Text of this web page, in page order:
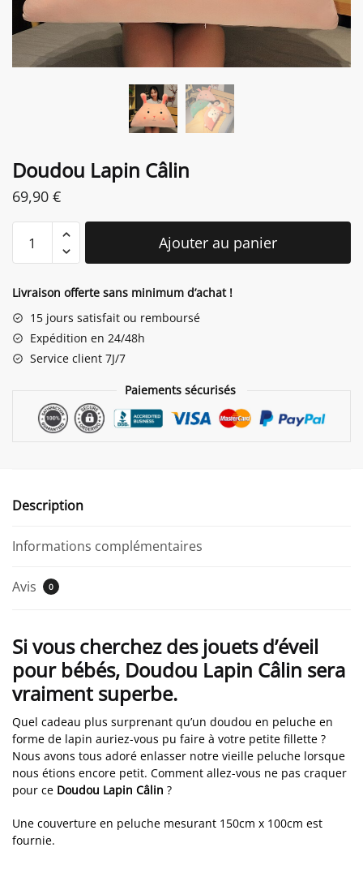
Doudou Lapin Câlin
69,90 €
Lapin
Ajouter au panier
Livraison offerte sans minimum d’achat !
15 jours satisfait ou remboursé
Expédition en 24/48h
Service client 7J/7
Paiements sécurisés
Description
Informations complémentaires
Avis 0
Si vous cherchez des jouets d’éveil
pour bébés, Doudou Lapin Câlin sera
vraiment superbe.
Quel cadeau plus surprenant qu’un doudou en peluche en
forme de lapin auriez-vous pu faire à votre petite fillette ?
Nous avons tous adoré enlasser notre vieille peluche lorsque
nous étions encore petit. Comment allez-vous ne pas craquer
pour ce Doudou Lapin Câlin ?
Une couverture en peluche mesurant 150cm x 100cm est
fournie.